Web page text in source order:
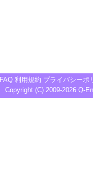
FAQ 利用規約 プライバシーポ
Copyright (C) 2009-2026 Q-